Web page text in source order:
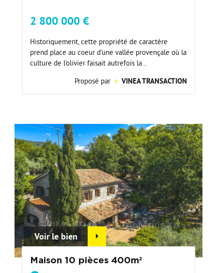
2 800 000 €
Historiquement, cette propriété de caractère
prend place au coeur d'une vallée provençale où la
culture de l'olivier faisait autrefois la...
Proposé par
VINEA TRANSACTION
Voir le bien
Maison 10 pièces 400m²